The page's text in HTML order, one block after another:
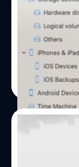
กับตัวที่มีปัญหาห
Patcher…
หลายคนกำลังม
Mac ทั้ง OS เพื่
ตอนที่ใช้สร้าง
ต้องใช้คำสั่ง
ข้างง่าย นั่นก็คือ
โปรแกรม Disk
จะทำการดาวน์
อัตโนมัติแล้วคลิก
เวอร์ชันเก่า ท่าน
Disk Drill ได้ดั
คลิกค้างที่ Disk
ทำการ Eject
ณัชธนัท จุโฬทก|
Read More
30/11/2022
พก
เครื่องมือบู